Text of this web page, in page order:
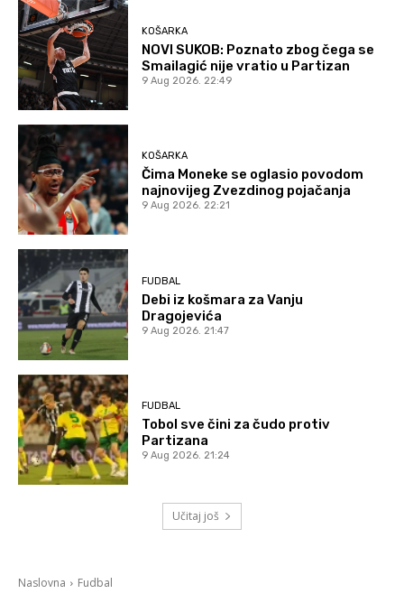
KOŠARKA
NOVI SUKOB: Poznato zbog čega se
Smailagić nije vratio u Partizan
9 Aug 2026. 22:49
KOŠARKA
Čima Moneke se oglasio povodom
najnovijeg Zvezdinog pojačanja
9 Aug 2026. 22:21
FUDBAL
Debi iz košmara za Vanju
Dragojevića
9 Aug 2026. 21:47
FUDBAL
Tobol sve čini za čudo protiv
Partizana
9 Aug 2026. 21:24
Učitaj još